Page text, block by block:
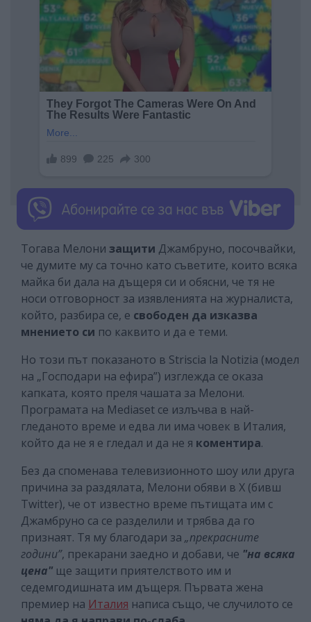
Тогава Мелони защити Джамбруно, посочвайки,
че думите му са точно като съветите, които всяка
майка би дала на дъщеря си и обясни, че тя не
носи отговорност за изявленията на журналиста,
който, разбира се, е свободен да изказва
мнението си по каквито и да е теми.
Но този път показаното в Striscia la Notizia (модел
на „Господари на ефира”) изглежда се оказа
капката, която преля чашата за Мелони.
Програмата на Mediaset се излъчва в най-
гледаното време и едва ли има човек в Италия,
който да не я е гледал и да не я коментира.
Без да споменава телевизионното шоу или друга
причина за раздялата, Мелони обяви в X (бивш
Twitter), че от известно време пътищата им с
Джамбруно са се разделили и трябва да го
признаят. Тя му благодари за „прекрасните
години”, прекарани заедно и добави, че "на всяка
цена" ще защити приятелството им и
седемгодишната им дъщеря. Първата жена
премиер на Италия написа също, че случилото се